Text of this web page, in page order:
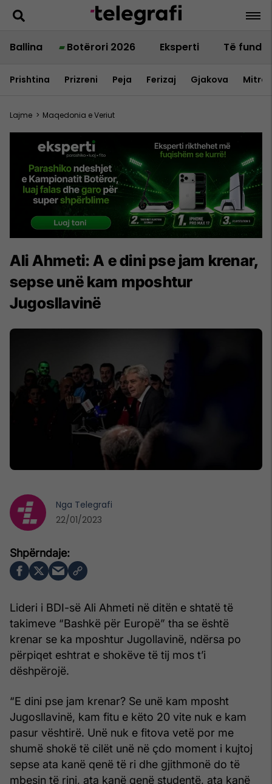
Ballina Botërori 2026 Eksperti Të fundit
Prishtina Prizreni Peja Ferizaj Gjakova
Lajme > Maqedonia e Veriut
Ali Ahmeti: A e dini pse jam krenar,
sepse unë kam mposhtur
Jugosllavinë
Lideri i BDI-së Ali Ahmeti në ditën e shtatë të
takimeve “Bashkë për Europë” tha se është
krenar se ka mposhtur Jugollavinë, ndërsa po
përpiqet eshtrat e shokëve të tij mos t’i
dëshpërojë.
“E dini pse jam krenar? Se unë kam mposht
Jugosllavinë, kam fitu e këto 20 vite nuk e kam
pasur vështirë. Unë nuk e fitova vetë por me
shumë shokë të cilët unë në çdo moment i kujtoj
sepse ata kanë qenë të ri dhe gjithmonë do të
mbesin të rinj, ata kanë qenë studentë, ata kanë
Nga Telegrafi
22/01/2023